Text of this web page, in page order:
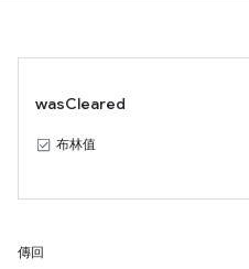
wasCleared
布林值
傳回